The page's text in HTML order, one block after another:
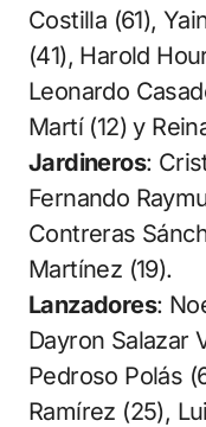
Costilla (61),
(41), Harold
Leonardo
Martí (12) y
Jardineros:
Fernando
Contreras
Martínez (19).
Lanzadores:
Dayron Salazar
Pedroso Polás
Ramírez (25),